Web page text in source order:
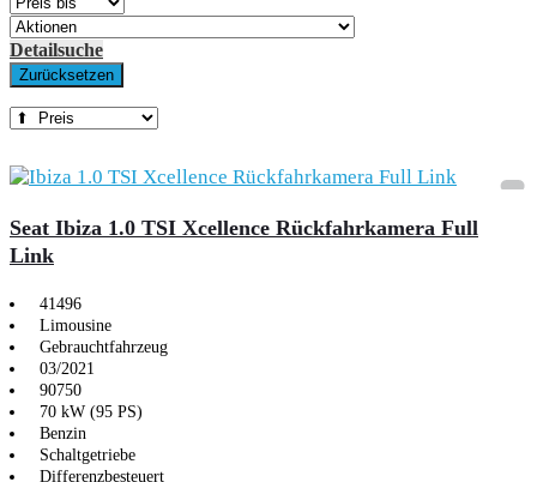
Detailsuche
Zurücksetzen
Seat Ibiza 1.0 TSI Xcellence Rückfahrkamera Full
Link
41496
Limousine
Gebrauchtfahrzeug
03/2021
90750
70 kW (95 PS)
Benzin
Schaltgetriebe
Differenzbesteuert